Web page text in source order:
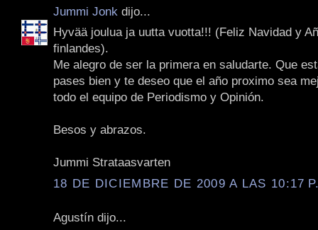
Jummi Jonk dijo...
Hyvää joulua ja uutta vuotta!!! (Feliz Navidad y
finlandes).
Me alegro de ser la primera en saludarte. Que
pases bien y te deseo que el año proximo sea
todo el equipo de Periodismo y Opinión.
Besos y abrazos.
Jummi Strataasvarten
18 DE DICIEMBRE DE 2009 A LAS 10:17
Agustín dijo...